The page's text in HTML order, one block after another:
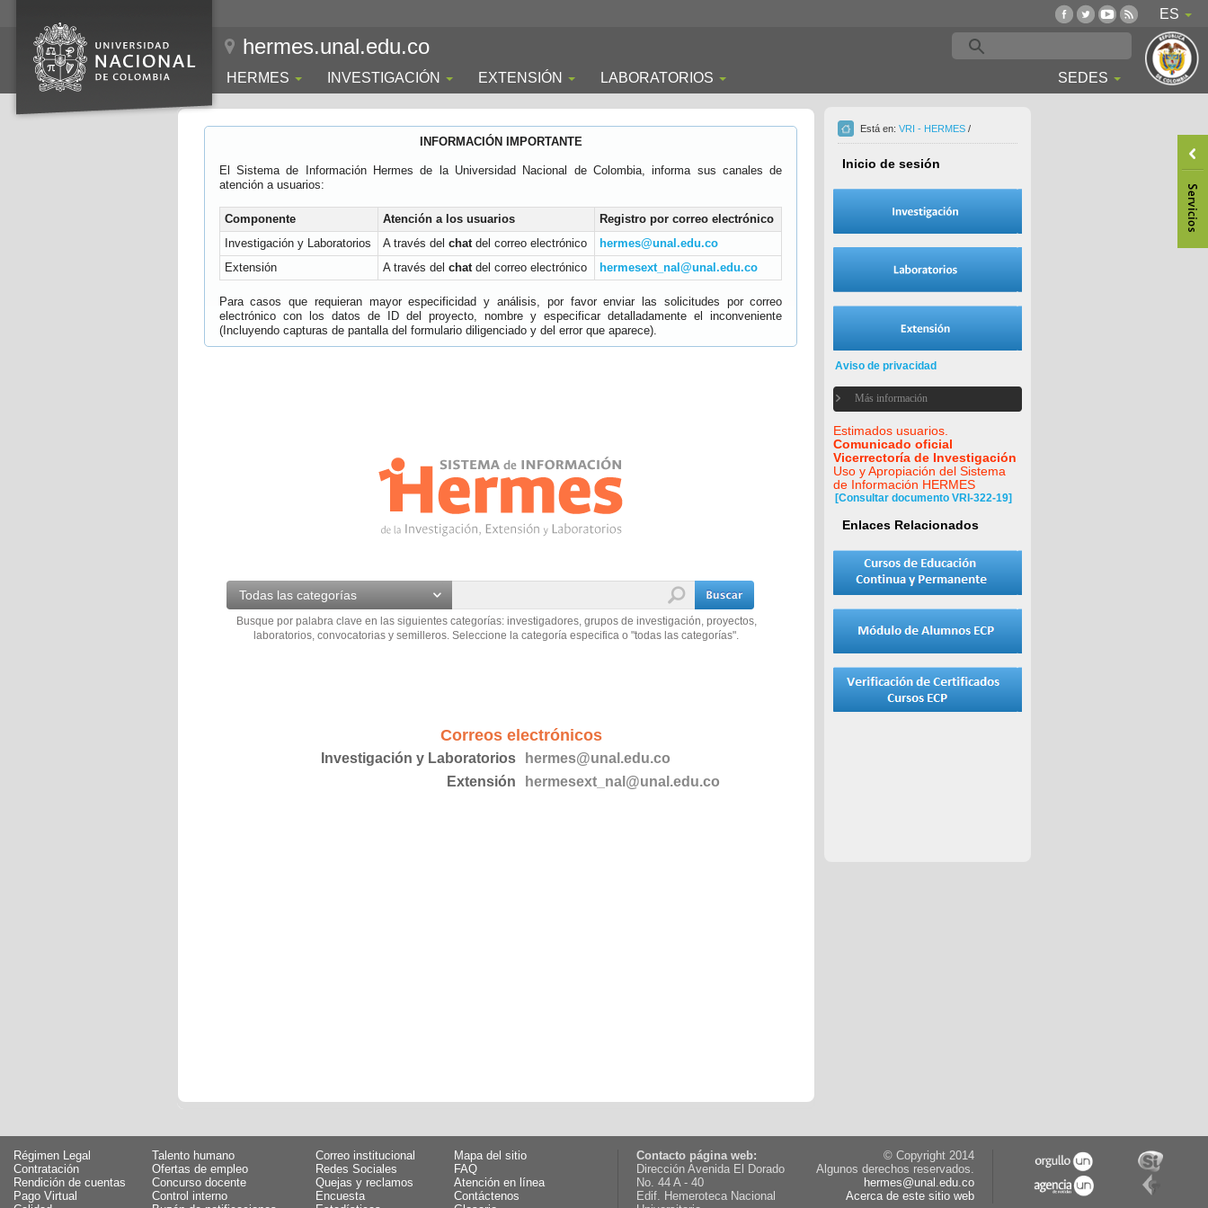
ES
hermes.unal.edu.co
HERMES INVESTIGACIÓN EXTENSIÓN LABORATORIOS SEDES
INFORMACIÓN IMPORTANTE
El Sistema de Información Hermes de la Universidad Nacional de Colombia, informa sus canales de
atención a usuarios:
Componente Atención a los usuarios
Registro por correo electrónico
Investigación y Laboratorios
A través del chatdel correo electrónico
hermes@unal.edu.co
Extensión
A través del chatdel correo electrónico hermesext_nal@unal.edu.co
Para casos que requieran mayor especificidad y análisis, por favor enviar las solicitudes por correo
electrónico con los datos de ID del proyecto, nombre y especificar detalladamente el inconveniente
(Incluyendo capturas de pantalla del formulario diligenciado y del error que aparece).
Todas las categorías
Busque por palabra clave en las siguientes categorías: investigadores, grupos de investigación, proyectos,
laboratorios, convocatorias y semilleros. Seleccione la categoría especifica o "todas las categorías".
Correos electrónicos
Investigación y Laboratorios
hermes@unal.edu.co
Extensión
hermesext_nal@unal.edu.co
Está en: VRI - HERMES /
Inicio de sesión
Aviso de privacidad
Más información
Estimados usuarios.
Comunicado oficial
Vicerrectoría de Investigación
Uso y Apropiación del Sistema
de Información HERMES
[Consultar documento VRI-322-19]
Enlaces Relacionados
Régimen Legal
Talento humano
Contratación
Ofertas de empleo
Rendición de cuentas
Concurso docente
Pago Virtual
Control interno
Correo institucional
Mapa del sitio
Redes Sociales
FAQ
Quejas y reclamos
Atención en línea
Encuesta
Contáctenos
Contacto página web:
Dirección Avenida El Dorado
No. 44 A - 40
Edif. Hemeroteca Nacional
© Copyright 2014
Algunos derechos reservados.
hermes@unal.edu.co
Acerca de este sitio web